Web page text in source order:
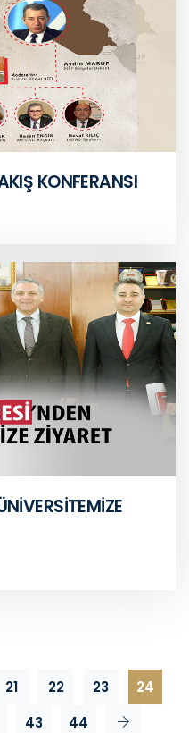
KONFERANSI
21 22 23
24
43 44